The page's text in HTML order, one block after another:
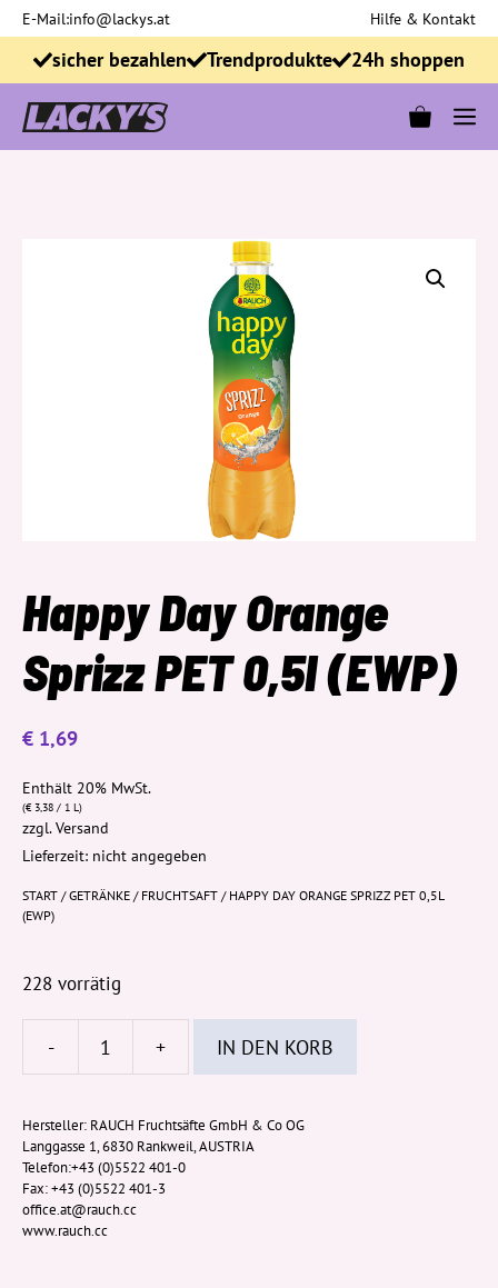
Zum
Inhalt
springen
E-Mail:info@lackys.at Hilfe & Kontakt
sicher bezahlen Trendprodukte 24h shoppen
Happy Day Orange
Sprizz PET 0,5l (EWP)
€ 1,69
Enthält 20% MwSt.
(€3,38 / 1 L)
zzgl.Versand
Lieferzeit: nicht angegeben
START /GETRÄNKE / FRUCHTSAFT / HAPPY DAY ORANGE SPRIZZ PET 0,5L
(EWP)
228 vorrätig
-
Happy
Orange
Sprizz
+ IN DEN KORB
Hersteller: RAUCH Fruchtsäfte GmbH & Co OG
Langgasse 1, 6830 Rankweil, AUSTRIA
Telefon:+43 (0)5522 401-0
Fax: +43 (0)5522 401-3
office.at@rauch.cc
www.rauch.cc